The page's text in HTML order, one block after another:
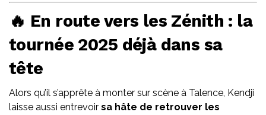
🔥 En route vers les Zénith : la
tournée 2025 déjà dans sa
tête
Alors qu’il s’apprête à monter sur scène à Talence, Kendji
laisse aussi entrevoir sa hâte de retrouver les